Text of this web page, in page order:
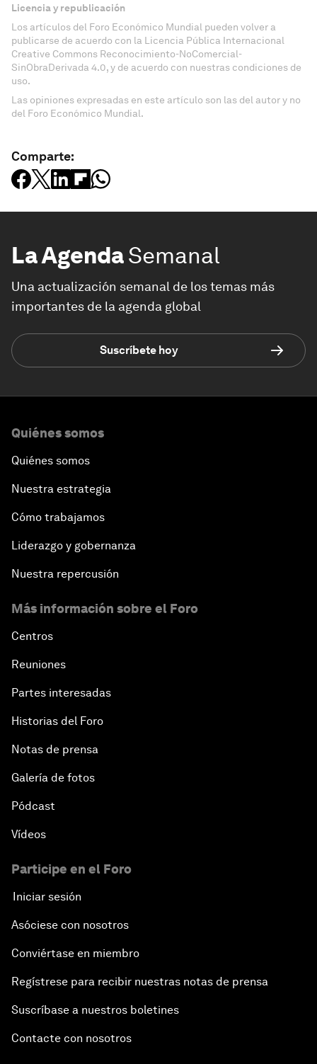
Licencia y republicación
Los artículos del Foro Económico Mundial pueden volver a
publicarse de acuerdo con la Licencia Pública Internacional
Creative Commons Reconocimiento-NoComercial-
SinObraDerivada 4.0, y de acuerdo con nuestras condiciones de
uso.
Las opiniones expresadas en este artículo son las del autor y no
del Foro Económico Mundial.
Comparte:
La AgendaSemanal
Una actualización semanal de los temas más
importantes de la agenda global
Suscríbete hoy
Quiénes somos
Quiénes somos
Nuestra estrategia
Cómo trabajamos
Liderazgo y gobernanza
Nuestra repercusión
Más información sobre el Foro
Centros
Reuniones
Partes interesadas
Historias del Foro
Notas de prensa
Galería de fotos
Pódcast
Vídeos
Participe en el Foro
Iniciar sesión
Asóciese con nosotros
Conviértase en miembro
Regístrese para recibir nuestras notas de prensa
Suscríbase a nuestros boletines
Contacte con nosotros